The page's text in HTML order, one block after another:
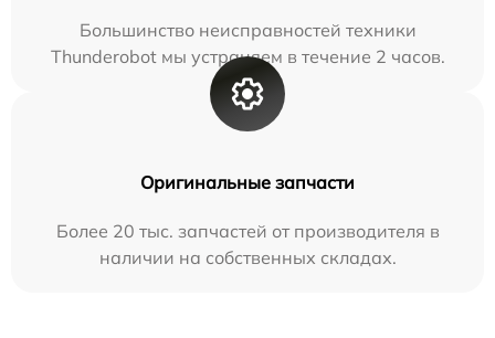
Большинство неисправностей техники
Thunderobot мы устраняем в течение 2 часов.
Оригинальные запчасти
Более 20 тыс. запчастей от производителя в
наличии на собственных складах.